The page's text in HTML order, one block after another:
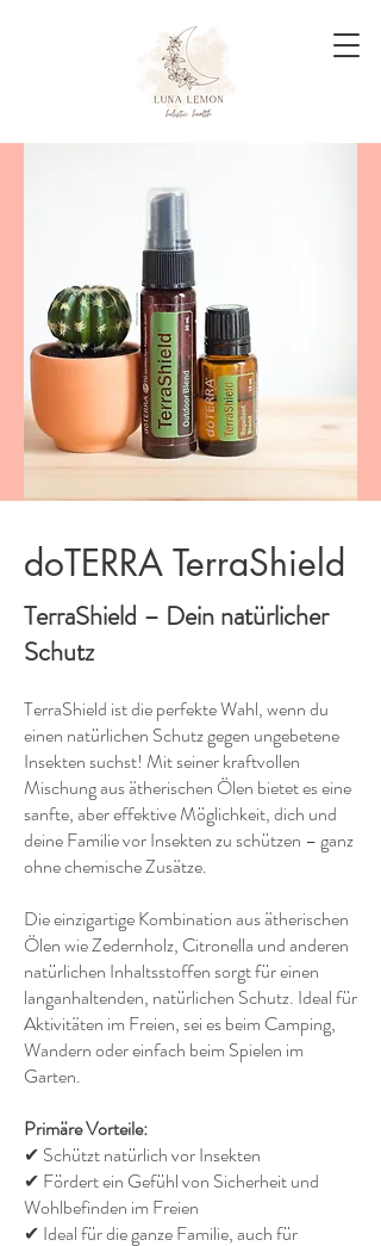
doTERRA TerraShield
TerraShield – Dein natürlicher
Schutz
TerraShield ist die perfekte Wahl, wenn du
einen natürlichen Schutz gegen ungebetene
Insekten suchst! Mit seiner kraftvollen
Mischung aus ätherischen Ölen bietet es eine
sanfte, aber effektive Möglichkeit, dich und
deine Familie vor Insekten zu schützen – ganz
ohne chemische Zusätze.
Die einzigartige Kombination aus ätherischen
Ölen wie Zedernholz, Citronella und anderen
natürlichen Inhaltsstoffen sorgt für einen
langanhaltenden, natürlichen Schutz. Ideal für
Aktivitäten im Freien, sei es beim Camping,
Wandern oder einfach beim Spielen im
Garten.
Primäre Vorteile:
✔ Schützt natürlich vor Insekten
✔ Fördert ein Gefühl von Sicherheit und
Wohlbefinden im Freien
✔ Ideal für die ganze Familie, auch für